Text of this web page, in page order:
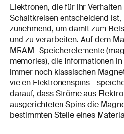
Elektronen, die für ihr
Schaltkreisen entscheidend
zunehmend, um damit zum
und zu verarbeiten. Auf dem
MRAM- Speicherelemente
memories), die Informationen
immer noch klassischen
vielen Elektronenspins -
darauf, dass Ströme aus
ausgerichteten Spins die
bestimmten Stelle eines